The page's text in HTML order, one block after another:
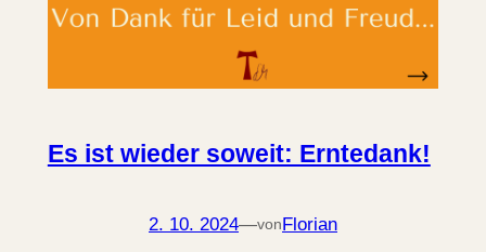
Es ist wieder soweit: Erntedank!
2. 10. 2024—vonFlorian